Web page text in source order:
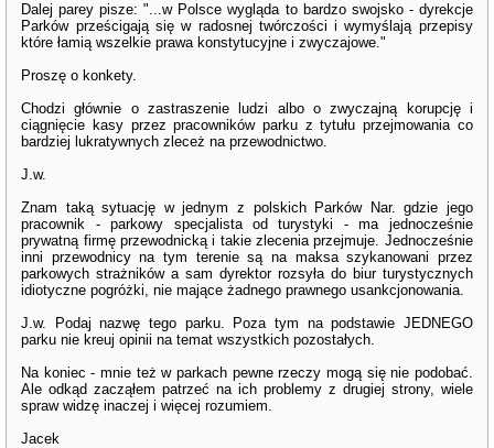
Dalej parey pisze: "...w Polsce wygląda to bardzo swojsko - dyrekcje
Parków prześcigają się w radosnej twórczości i wymyślają przepisy
które łamią wszelkie prawa konstytucyjne i zwyczajowe."
Proszę o konkety.
Chodzi głównie o zastraszenie ludzi albo o zwyczajną korupcję i
ciągnięcie kasy przez pracowników parku z tytułu przejmowania co
bardziej lukratywnych zleceż na przewodnictwo.
J.w.
Znam taką sytuację w jednym z polskich Parków Nar. gdzie jego
pracownik - parkowy specjalista od turystyki - ma jednocześnie
prywatną firmę przewodnicką i takie zlecenia przejmuje. Jednocześnie
inni przewodnicy na tym terenie są na maksa szykanowani przez
parkowych strażników a sam dyrektor rozsyła do biur turystycznych
idiotyczne pogróżki, nie mające żadnego prawnego usankcjonowania.
J.w. Podaj nazwę tego parku. Poza tym na podstawie JEDNEGO
parku nie kreuj opinii na temat wszystkich pozostałych.
Na koniec - mnie też w parkach pewne rzeczy mogą się nie podobać.
Ale odkąd zacząłem patrzeć na ich problemy z drugiej strony, wiele
spraw widzę inaczej i więcej rozumiem.
Jacek